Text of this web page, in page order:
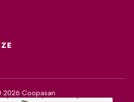
2026 Coopasan